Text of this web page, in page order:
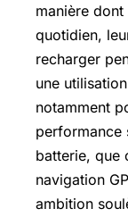
manière
quotidien,
recharger
une
notamment
performance
batterie, que
navigation
ambition